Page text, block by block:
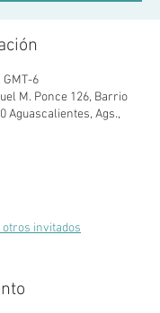
GMT-6
M. Ponce 126, Barrio
Aguascalientes, Ags.,
otros invitados